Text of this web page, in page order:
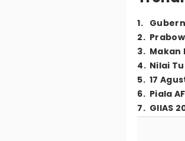
1.
2.
3. Makan
4. Nilai
5. 17
6. Piala
7. GIIAS